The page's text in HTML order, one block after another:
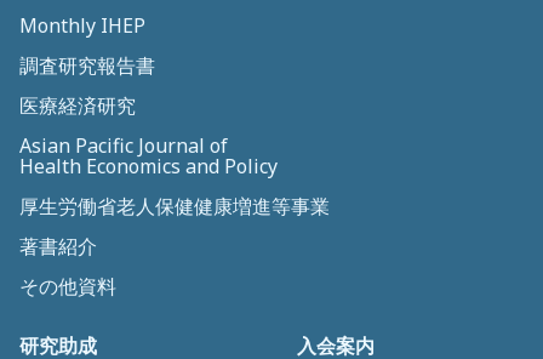
Monthly IHEP
調査研究報告書
医療経済研究
Asian Pacific Journal of
Health Economics and Policy
厚生労働省老人保健健康増進等事業
著書紹介
その他資料
研究助成
入会案内